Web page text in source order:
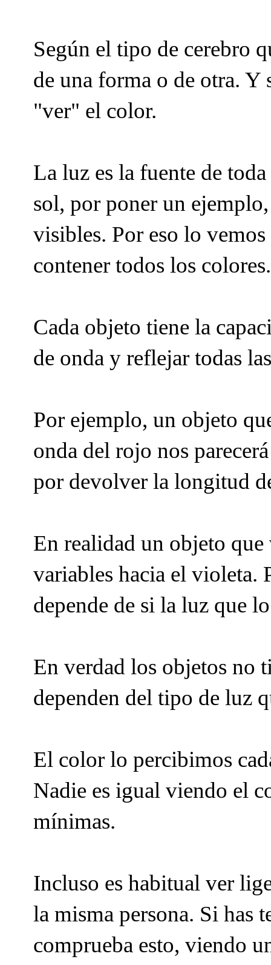
Según el tipo de cerebro
de una forma o de otra. Y
"ver" el color.
La luz es la fuente de
sol, por poner un
visibles. Por eso lo
contener todos los colores.
Cada objeto tiene la
de onda y reflejar todas
Por ejemplo, un objeto
onda del rojo nos
por devolver la longitud
En realidad un objeto que
variables hacia el violeta.
depende de si la luz que
En verdad los objetos no
dependen del tipo de luz
El color lo percibimos
Nadie es igual viendo el
mínimas.
Incluso es habitual ver
la misma persona. Si has
comprueba esto, viendo